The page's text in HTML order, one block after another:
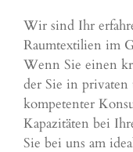
Wir sind Ihr
Raumtextilien im
Wenn Sie einen
der Sie in
kompetenter
Kapazitäten bei
Sie bei uns am